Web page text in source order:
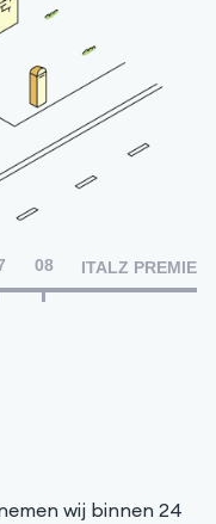
08 ITALZ PREMIE
wij binnen 24